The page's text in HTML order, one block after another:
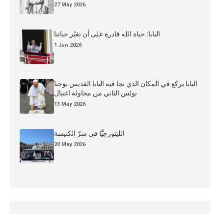
27 May 2026
البابا: حياة الله قادرة على أن تغيّر حياتنا
1 Jun 2026
البابا يركع في المكان الذي نجا فيه البابا القديس يوحنا
بولس الثاني من محاولة اغتيال
13 May 2026
الليتورجيَّا في سرّ الكنيسة
20 May 2026